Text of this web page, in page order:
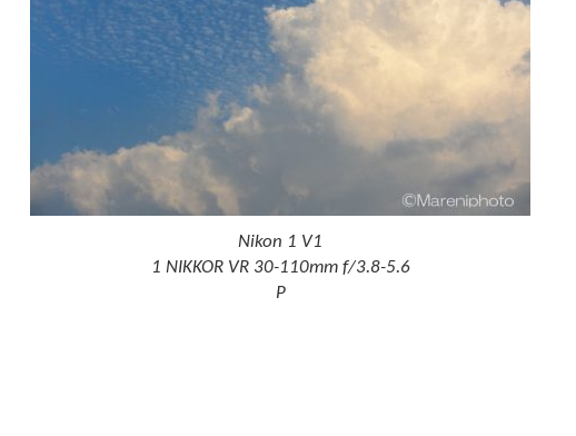
Nikon 1 V1
1 NIKKOR VR 30-110mm f/3.8-5.6
P